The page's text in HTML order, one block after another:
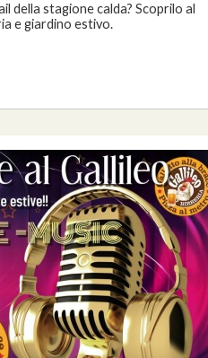
della stagione calda? Scoprilo al
e giardino estivo.